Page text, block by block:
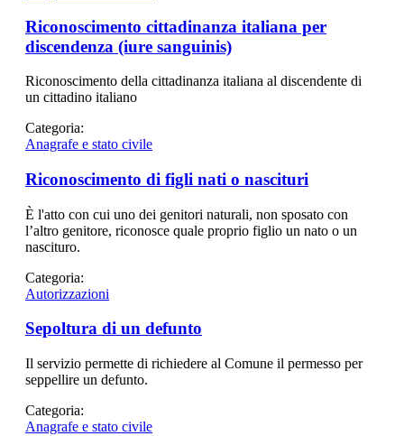
Riconoscimento cittadinanza italiana per
discendenza (iure sanguinis)
Riconoscimento della cittadinanza italiana al discendente di
un cittadino italiano
Categoria:
Anagrafe e stato civile
Riconoscimento di figli nati o nascituri
È l'atto con cui uno dei genitori naturali, non sposato con
l’altro genitore, riconosce quale proprio figlio un nato o un
nascituro.
Categoria:
Autorizzazioni
Sepoltura di un defunto
Il servizio permette di richiedere al Comune il permesso per
seppellire un defunto.
Categoria:
Anagrafe e stato civile